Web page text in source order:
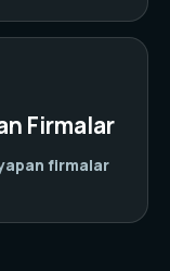
Firmalar
firmalar